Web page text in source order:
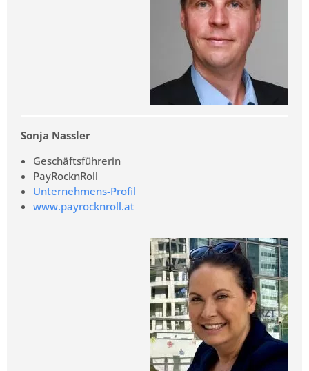
Sonja Nassler
Geschäftsführerin
PayRocknRoll
Unternehmens-Profil
www.payrocknroll.at